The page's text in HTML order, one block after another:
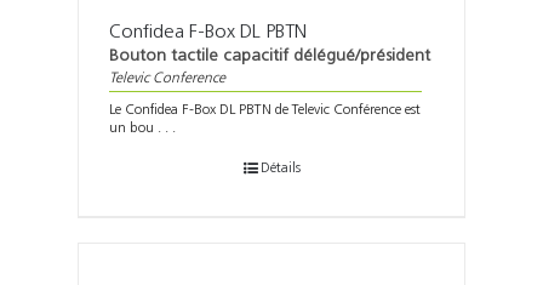
Confidea F-Box DL PBTN
Bouton tactile capacitif délégué/président
Televic Conference
Le Confidea F-Box DL PBTN de Televic Conférence est
un bou . . .
Détails